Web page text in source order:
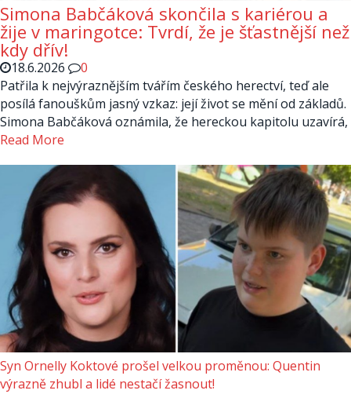
Simona Babčáková skončila s kariérou a
žije v maringotce: Tvrdí, že je šťastnější než
kdy dřív!
18.6.2026
0
Patřila k nejvýraznějším tvářím českého herectví, teď ale
posílá fanouškům jasný vzkaz: její život se mění od základů.
Simona Babčáková oznámila, že hereckou kapitolu uzavírá,
Read More
Syn Ornelly Koktové prošel velkou proměnou: Quentin
výrazně zhubl a lidé nestačí žasnout!